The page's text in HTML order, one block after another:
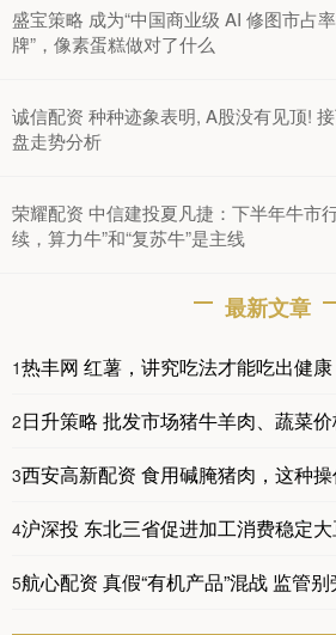
盛宝策略 成为“中国商业级 AI 修图市占
牌”，像素蛋糕做对了什么
诚信配资 种种迹象表明, A股没有见顶!
盘走势分析
荣耀配资 中信建投夏凡捷：下半年牛市
续，算力牛”和“复苏牛”是主线
最新文章
1热丰网 红薯，讲究吃法才能吃出健康
2日升策略 批发市场猪牛羊肉、蔬菜
3西安高新配资 食用碱腌猪肉，这种操
4沪深投 东北三省促进加工消费稳定
5航心配资 真假“有机产品”混战 监管